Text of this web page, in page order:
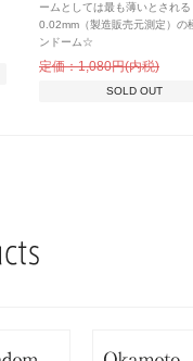
ームとしては最も薄いとされる
0.02mm（製造販売元測定）の
ンドーム☆
定価：1,080円(内税)
SOLD OUT